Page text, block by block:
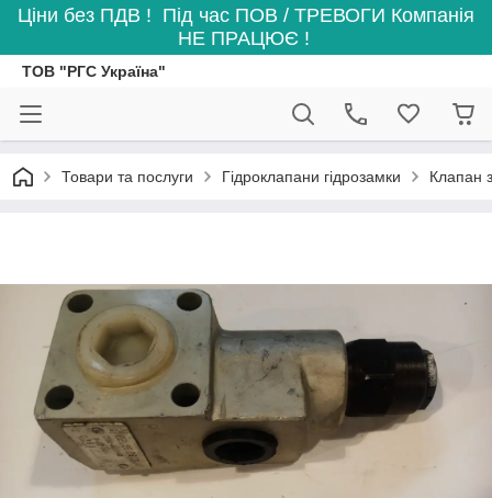
Ціни без ПДВ ! Під час ПОВ / ТРЕВОГИ Компанія
НЕ ПРАЦЮЄ !
ТОВ "РГС Україна"
Товари та послуги Гідроклапани гідрозамки Клапан